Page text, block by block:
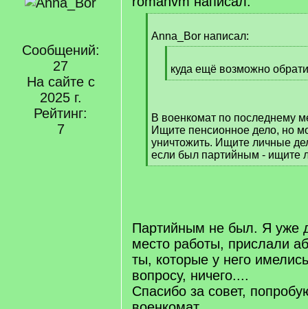
Сообщений:
27
На сайте с
2025 г.
Рейтинг:
7
q
Anna_Bor написал:
q
]
куда ещё возможно
[
]
В военкомат по последнему
Ищите пенсионное дело, но
уничтожить. Ищите личные
если был партийным - ищите
[
Партийным не был. Я уже
место работы, прислали
ты, которые у него
вопросу, ничего....
Спасибо за совет,